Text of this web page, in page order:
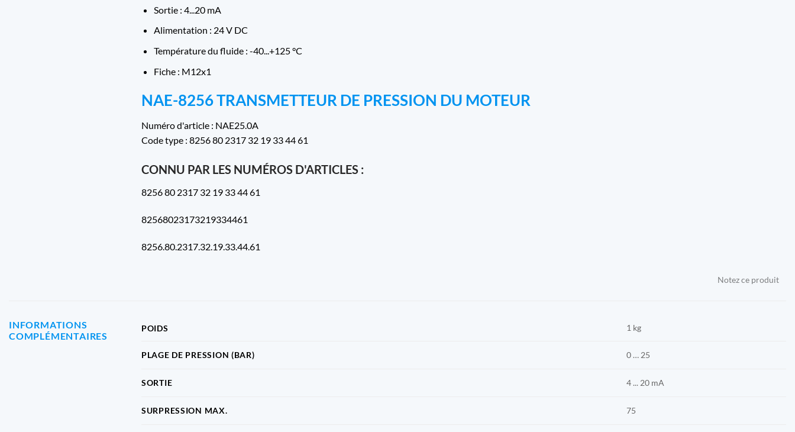
Sortie : 4...20 mA
Alimentation : 24 V DC
Température du fluide : -40...+125 °C
Fiche : M12x1
NAE-8256 TRANSMETTEUR DE PRESSION DU MOTEUR
Numéro d'article : NAE25.0A
Code type : 8256 80 2317 32 19 33 44 61
CONNU PAR LES NUMÉROS D'ARTICLES :
8256 80 2317 32 19 33 44 61
82568023173219334461
8256.80.2317.32.19.33.44.61
Notez ce produit
INFORMATIONS
COMPLÉMENTAIRES
POIDS 1 kg
PLAGE DE PRESSION (BAR) 0 … 25
SORTIE 4 ... 20 mA
SURPRESSION MAX. 75